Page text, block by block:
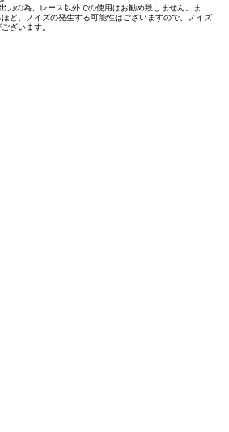
力の為、レース以外での使用はお勧め致しません。ま
ど、ノイズの発生する可能性はございますので、ノイズ
ざいます。